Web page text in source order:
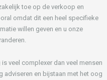
toe op de verkoop en
omdat dit een heel specifieke
willen geven en u onze
veel complexer dan veel mensen
adviseren en bijstaan met het oog